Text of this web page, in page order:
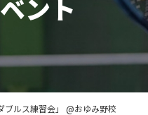
ント
ルス練習会」 @おゆみ野校